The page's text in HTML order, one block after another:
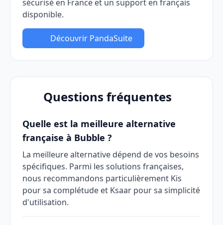
sécurisé en France et un support en français
disponible.
Découvrir PandaSuite
Questions fréquentes
Quelle est la meilleure alternative
française à Bubble ?
La meilleure alternative dépend de vos besoins
spécifiques. Parmi les solutions françaises,
nous recommandons particulièrement Kis
pour sa complétude et Ksaar pour sa simplicité
d'utilisation.